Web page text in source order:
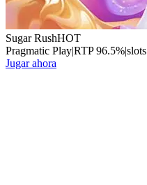
Sugar RushHOT
Pragmatic Play|RTP96.5%|slots
Jugar ahora